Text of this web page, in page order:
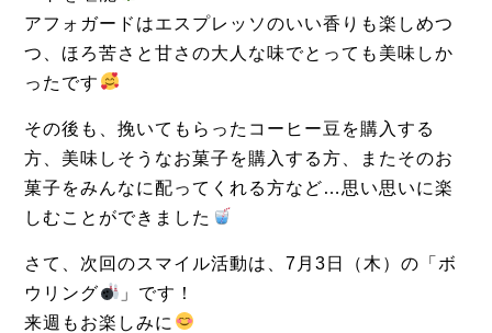
アフォガードはエスプレッソのいい香りも楽しめつ
つ、ほろ苦さと甘さの大人な味でとっても美味しか
ったです
その後も、挽いてもらったコーヒー豆を購入する
方、美味しそうなお菓子を購入する方、またそのお
菓子をみんなに配ってくれる方など…思い思いに楽
しむことができました
さて、次回のスマイル活動は、7月3日（木）の「ボ
ウリング
」です！
来週もお楽しみに